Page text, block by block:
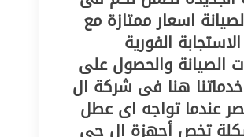
اسعار ممتازة مع
الفورية
الصيانة والحصول على
هنا فى شركة ال
عندما تواجه اى عطل
تخص أجهزة ال جي